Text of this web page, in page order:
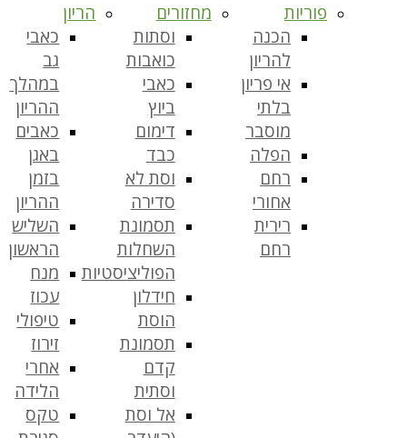
פוריות
הכנה
להריון
אי פריון
בלתי
מוסבר
הפלה
רחם
אחורי
רירית
רחם
מחזורים
וסתות
כואבות
כאבי
ביוץ
דימום
כבד
וסת לא
סדירה
תסמונת
השחלות
הפוליציסטיות
חידלון
הוסת
תסמונת
קדם
וסתית
אל וסת
הריון
כאבי
גב
במהלך
ההריון
כאבים
באגן
בזמן
ההריון
השליש
הראשון
מנח
עכוז
טיפולי
זירוז
אחרי
הלידה
טקס